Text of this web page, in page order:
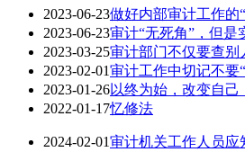
2023-06-23做好内部审计工作的
2023-06-23审计“无死角”，但是
2023-03-25审计部门不仅要查别
2023-02-01审计工作中切记不要
2023-01-26以终为始，改变自己
2022-01-17忆修法
2024-02-01审计机关工作人员应